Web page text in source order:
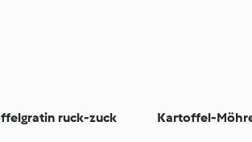
ruck-zuck Kartoffel-